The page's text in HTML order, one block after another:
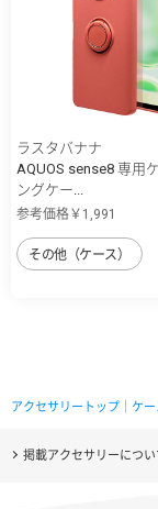
ラスタバナナ
AQUOS sense8 専用
ングケー...
参考価格￥1,991
その他（ケース）
アクセサリートップ ケー
掲載アクセサリーにつ